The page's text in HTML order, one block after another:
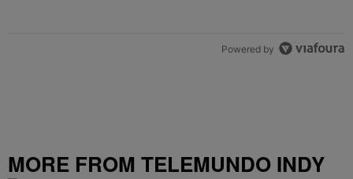
Powered by
MORE FROM TELEMUNDO INDY